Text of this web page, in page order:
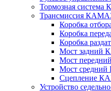
Тормозная
Трансмиссия
Коробка
Коробка
Коробка
Мост задний
Мост
Мост
Сцепление
Устройство